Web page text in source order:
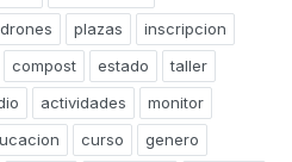
drones plazas
inscripcion
compost estado
taller
actividades
monitor
curso
genero